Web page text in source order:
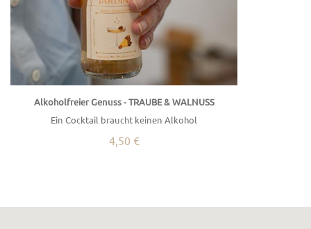
Alkoholfreier Genuss - TRAUBE & WALNUSS
Ein Cocktail braucht keinen Alkohol
4,50 €